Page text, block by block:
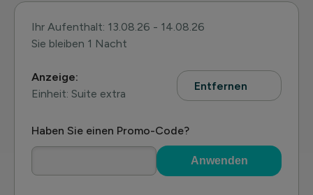
Ihr Aufenthalt: 13.08.26 - 14.08.26
Sie bleiben 1 Nacht
Anzeige:
Einheit: Suite extra
Entfernen
Haben Sie einen Promo-Code?
Anwenden